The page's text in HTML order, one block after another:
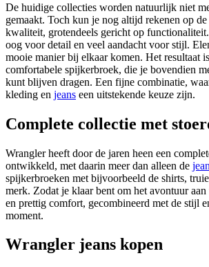
De huidige collecties worden natuurlijk niet
gemaakt. Toch kun je nog altijd rekenen op
kwaliteit, grotendeels gericht op
oog voor detail en veel aandacht voor stijl.
mooie manier bij elkaar komen. Het resultaat
comfortabele spijkerbroek, die je bovendien
kunt blijven dragen. Een fijne combinatie,
kleding en jeans een uitstekende keuze zijn.
Complete collectie met
Wrangler heeft door de jaren heen een
ontwikkeld, met daarin meer dan alleen de
spijkerbroeken met bijvoorbeeld de shirts,
merk. Zodat je klaar bent om het avontuur
en prettig comfort, gecombineerd met de stijl
moment.
Wrangler jeans kopen